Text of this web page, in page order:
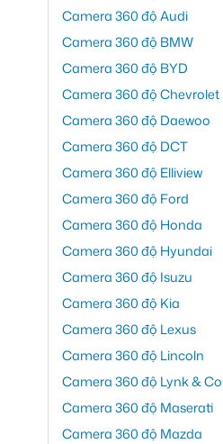
Camera 360 độ Audi
Camera 360 độ BMW
Camera 360 độ BYD
Camera 360 độ Chevrolet
Camera 360 độ Daewoo
Camera 360 độ DCT
Camera 360 độ Elliview
Camera 360 độ Ford
Camera 360 độ Honda
Camera 360 độ Hyundai
Camera 360 độ Isuzu
Camera 360 độ Kia
Camera 360 độ Lexus
Camera 360 độ Lincoln
Camera 360 độ Lynk & Co
Camera 360 độ Maserati
Camera 360 độ Mazda